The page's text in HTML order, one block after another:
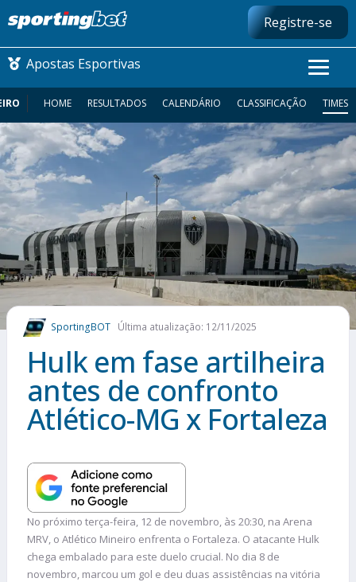
Registre-se
Apostas Esportivas
CONMEBOL LIBERTADORES
FUTEBOL NACIONAL
FUTEBOL INTERNACIONAL
COMO APOSTAR
MAIS ESPORTES
HOME RESULTADOS CALENDÁRIO CLASSIFICAÇÃO TIMES
SportingBOT Última atualização: 12/11/2025
Hulk em fase artilheira
antes de confronto
Atlético-MG x Fortaleza
No próximo terça-feira, 12 de novembro, às 20:30, na Arena
MRV, o Atlético Mineiro enfrenta o Fortaleza. O atacante Hulk
chega embalado para este duelo crucial. No dia 8 de
novembro, marcou um gol e deu duas assistências na vitória